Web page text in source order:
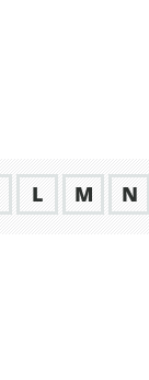
L M N